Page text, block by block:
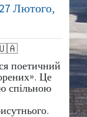
27 Лютого,
поетичний
Це
спільною